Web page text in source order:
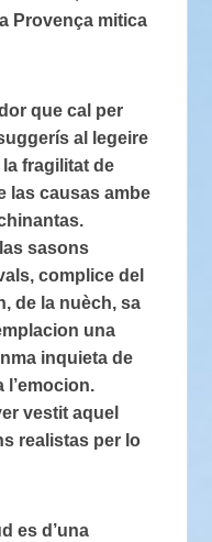
Provença mitica
que cal per
al legeire
la fragilitat de
las causas ambe
sasons
complice del
de la nuèch, sa
una
inquieta de
l’emocion.
vestit aquel
realistas per lo
es d’una